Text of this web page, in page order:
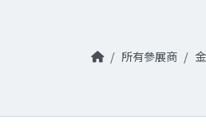
所有參展商